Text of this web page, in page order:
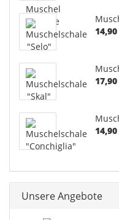
14,90
17,90
14,90
Unsere Angebote